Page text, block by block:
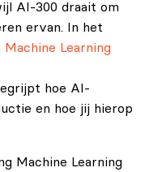
AI‑300 draait om
ervan. In het
Learning
hoe AI-
en hoe jij hierop
Machine Learning